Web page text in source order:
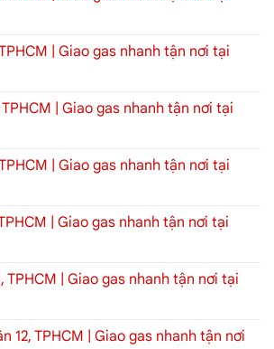
| Giao gas nhanh tận nơi tại
| Giao gas nhanh tận nơi tại
| Giao gas nhanh tận nơi tại
| Giao gas nhanh tận nơi tại
TPHCM | Giao gas nhanh tận nơi tại
12, TPHCM | Giao gas nhanh tận nơi